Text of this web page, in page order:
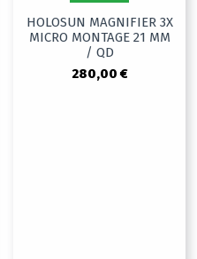
HOLOSUN MAGNIFIER 3X
MICRO MONTAGE 21 MM
/ QD
280,00 €